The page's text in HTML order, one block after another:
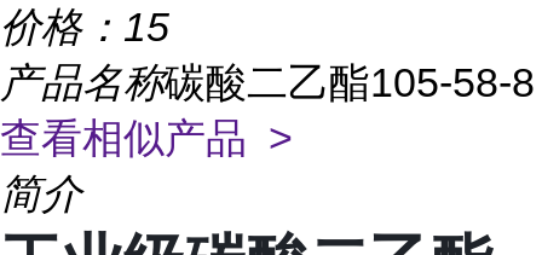
价格： 15
产品名称碳酸二乙酯105-58-8
查看相似产品 >
简介